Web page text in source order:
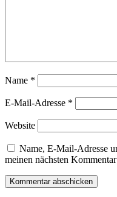
Name *
E-Mail-Adresse *
Website
Name, E-Mail-Adresse
meinen nächsten